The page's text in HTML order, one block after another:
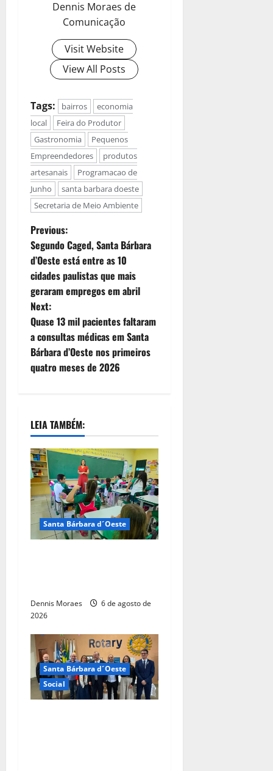
Dennis Moraes de
Comunicação
Visit Website
View All Posts
Tags: bairros
economia
local
Feira do Produtor
Gastronomia
Pequenos
Empreendedores
produtos
artesanais
Programacao de
Junho
santa barbara doeste
Secretaria de Meio Ambiente
Previous:
Segundo Caged, Santa Bárbara
d’Oeste está entre as 10
cidades paulistas que mais
geraram empregos em abril
Next:
Quase 13 mil pacientes faltaram
a consultas médicas em Santa
Bárbara d’Oeste nos primeiros
quatro meses de 2026
LEIA TAMBÉM:
Santa Bárbara d´Oeste
Dennis Moraes
6 de agosto de
2026
Santa Bárbara d´Oeste
Social